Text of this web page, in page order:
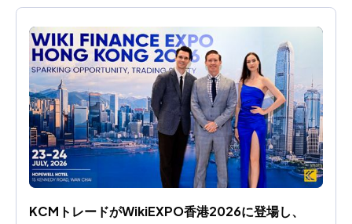
KCMトレードがWikiEXPO香港2026に登場し、